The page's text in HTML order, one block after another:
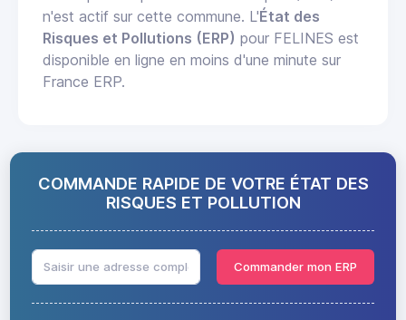
n'est actif sur cette commune. L'État des
Risques et Pollutions (ERP) pour FELINES est
disponible en ligne en moins d'une minute sur
France ERP.
COMMANDE RAPIDE DE VOTRE ÉTAT DES
RISQUES ET POLLUTION
Commander mon ERP